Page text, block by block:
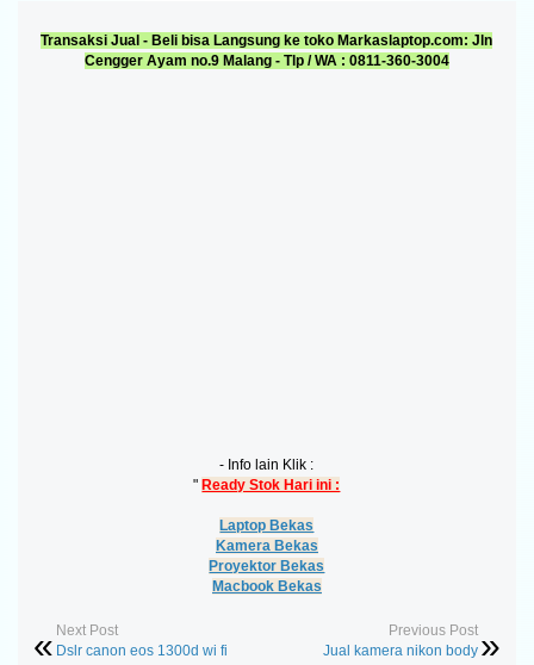
Transaksi Jual - Beli bisa Langsung ke toko Markaslaptop.com: Jln
Cengger Ayam no.9 Malang - Tlp / WA : 0811-360-3004
- Info lain Klik :
"Ready Stok Hari ini :
Laptop Bekas
Kamera Bekas
Proyektor Bekas
Macbook Bekas
Next Post
Dslr canon eos 1300d wi fi
Previous Post
Jual kamera nikon body